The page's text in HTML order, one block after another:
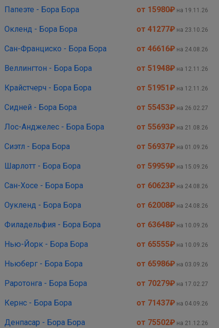
Папеэте - Бора Бора от 15980₽ на 19.11.26
Окленд - Бора Бора от 41277₽ на 23.10.26
Сан-Франциско - Бора Бора от 46616₽ на 24.08.26
Веллингтон - Бора Бора от 51948₽ на 12.11.26
Крайстчерч - Бора Бора от 51951₽ на 12.11.26
Сидней - Бора Бора от 55453₽ на 26.02.27
Лос-Анджелес - Бора Бора от 55693₽ на 21.08.26
Сиэтл - Бора Бора от 56937₽ на 01.09.26
Шарлотт - Бора Бора от 59959₽ на 15.09.26
Сан-Хосе - Бора Бора от 60623₽ на 24.08.26
Оукленд - Бора Бора от 62008₽ на 24.08.26
Филадельфия - Бора Бора от 63648₽ на 10.09.26
Нью-Йорк - Бора Бора от 65555₽ на 10.09.26
Ньюберг - Бора Бора от 65986₽ на 03.09.26
Раротонга - Бора Бора от 70279₽ на 17.02.27
Кернс - Бора Бора от 71437₽ на 04.09.26
Денпасар - Бора Бора от 75502₽ на 21.12.26